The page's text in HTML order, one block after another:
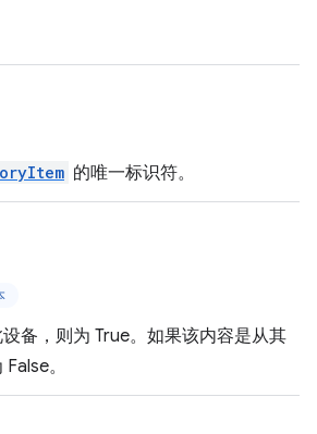
的唯一标识符。
备，则为 True。如果该内容是从其
。